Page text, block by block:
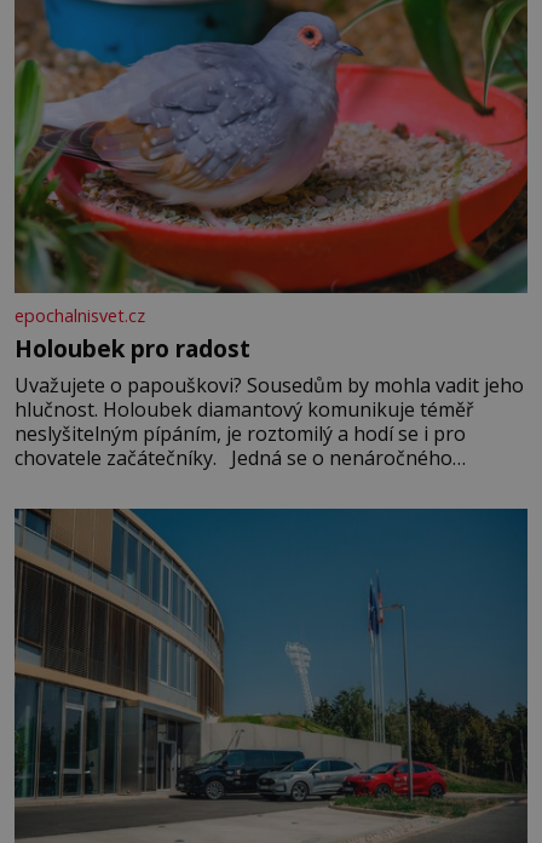
epochalnisvet.cz
Holoubek pro radost
Uvažujete o papouškovi? Sousedům by mohla vadit jeho
hlučnost. Holoubek diamantový komunikuje téměř
neslyšitelným pípáním, je roztomilý a hodí se i pro
chovatele začátečníky. Jedná se o nenáročného
času tráví na zemi, kde sbírá zbytky semínek Jeho
domovinou je prakticky celá Austrálie s výjimkou
pobřežní oblasti.